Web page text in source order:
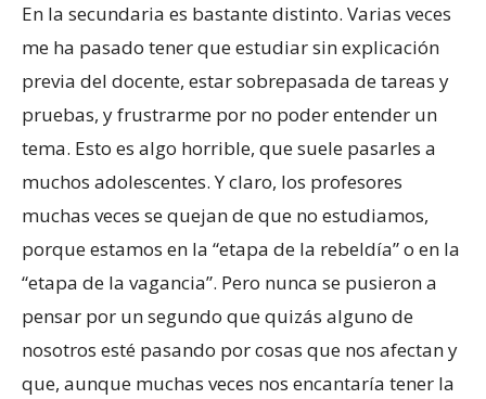
En la secundaria es bastante distinto. Varias veces
me ha pasado tener que estudiar sin explicación
previa del docente, estar sobrepasada de tareas y
pruebas, y frustrarme por no poder entender un
tema. Esto es algo horrible, que suele pasarles a
muchos adolescentes. Y claro, los profesores
muchas veces se quejan de que no estudiamos,
porque estamos en la “etapa de la rebeldía” o en la
“etapa de la vagancia”. Pero nunca se pusieron a
pensar por un segundo que quizás alguno de
nosotros esté pasando por cosas que nos afectan y
que, aunque muchas veces nos encantaría tener la